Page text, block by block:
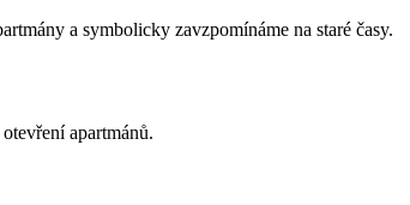
a symbolicky zavzpomínáme na staré časy.
apartmánů.